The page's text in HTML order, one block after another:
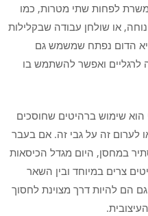
משרת לפחות שתי מטרות, כמו
או שולחן עבודה שבקלילות
הדום נפתח שמשמש גם
לרגליים ואפשר להשתמש בו
הוא שימוש ברהיטים שחוסכים
לערום זה על גבי זה. אם בעבר
במחסן, היום מגדל הכיסאות
צרים במיוחד ובין השאר
הם להיות דרך מצוינת לחסוך